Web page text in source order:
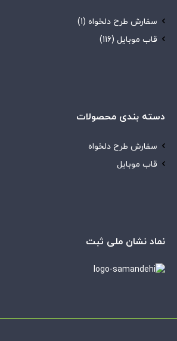
سفارش طرح دلخواه (1)
قاب موبایل (116)
دسته بندی محصولات
سفارش طرح دلخواه
قاب موبایل
نماد نشان ملی ثبت